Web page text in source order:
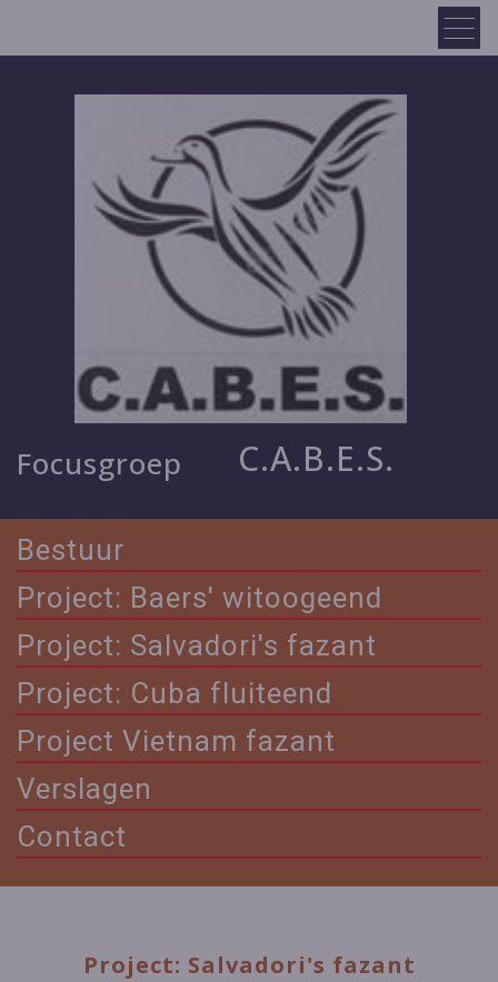
Focusgroep C.A.B.E.S.
Bestuur
Project: Baers' witoogeend
Project: Salvadori's fazant
Project: Cuba fluiteend
Project Vietnam fazant
Verslagen
Contact
Project: Salvadori's fazant